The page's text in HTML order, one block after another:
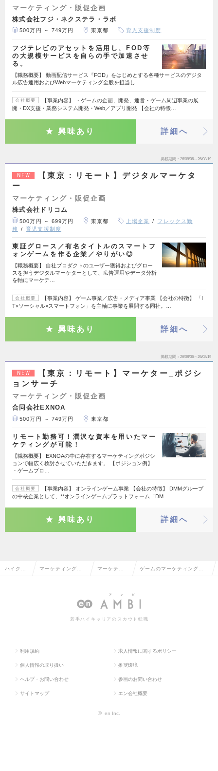
マーケティング・販促企画
株式会社フジ・ネクステラ・ラボ
500万円 ～ 749万円 東京都 育児支援制度
フジテレビのアセットを活用し、FOD等
の大規模サービスを自らの手で加速させ
る。
【職務概要】 動画配信サービス『FOD』をはじめとする各種サービスのデジタ
ル広告運用およびWebマーケティング全般を担当し…
会社概要
【事業内容】 ・ゲームの企画、開発、運営・ゲーム周辺事業の展
開・DX支援・業務システム開発・Web／アプリ開発 【会社の特徴…
興味あり 詳細へ
掲載期間 26/08/06～26/08/19
NEW
【東京：リモート】デジタルマーケタ
ー
マーケティング・販促企画
株式会社ドリコム
500万円 ～ 699万円 東京都 上場企業
フレックス勤
務
育児支援制度
東証グロース／有名タイトルのスマートフ
ォンゲームを作る企業／やりがい◎
【職務概要】 自社プロダクトのユーザー獲得およびグロー
スを担うデジタルマーケターとして、広告運用やデータ分析
を軸にマーケテ…
会社概要
【事業内容】 ゲーム事業／広告・メディア事業 【会社の特徴】 「I
T×ソーシャル×スマートフォン」を主軸に事業を展開する同社。…
興味あり 詳細へ
掲載期間 26/08/06～26/08/19
NEW
【東京：リモート】マーケター_ポジシ
ョンサーチ
マーケティング・販促企画
合同会社EXNOA
500万円 ～ 749万円 東京都
リモート勤務可！潤沢な資本を用いたマー
ケティングが可能！
【職務概要】 EXNOAの中に存在するマーケティングポジシ
ョンで幅広く検討させていただきます。 【ポジション例】
・ゲームプロ…
会社概要
【事業内容】 オンラインゲーム事業 【会社の特徴】 DMMグループ
の中核企業として、**オンラインゲームプラットフォーム「DM…
興味あり 詳細へ
ハイクラ マーケティング・ マーケティ
企画
ゲームのマーケティング・
一覧
若手ハイキャリアのスカウト転職
利用規約 求人情報に関するポリシー
個人情報の取り扱い 推奨環境
ヘルプ・お問い合わせ 参画のお問い合わせ
サイトマップ エン会社概要
© en Inc.